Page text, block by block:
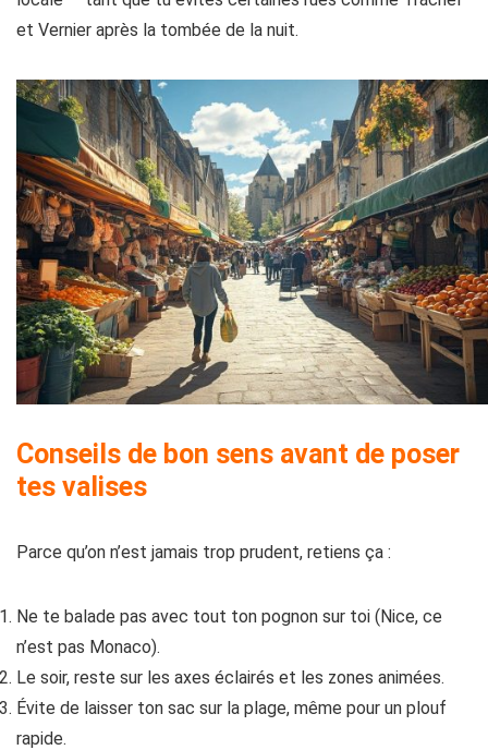
et Vernier après la tombée de la nuit.
Conseils de bon sens avant de poser
tes valises
Parce qu’on n’est jamais trop prudent, retiens ça :
Ne te balade pas avec tout ton pognon sur toi (Nice, ce
n’est pas Monaco).
Le soir, reste sur les axes éclairés et les zones animées.
Évite de laisser ton sac sur la plage, même pour un plouf
rapide.